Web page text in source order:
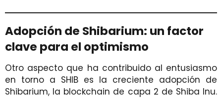
Adopción de Shibarium: un factor
clave para el optimismo
Otro aspecto que ha contribuido al entusiasmo
en torno a SHIB es la creciente adopción de
Shibarium, la blockchain de capa 2 de Shiba Inu.